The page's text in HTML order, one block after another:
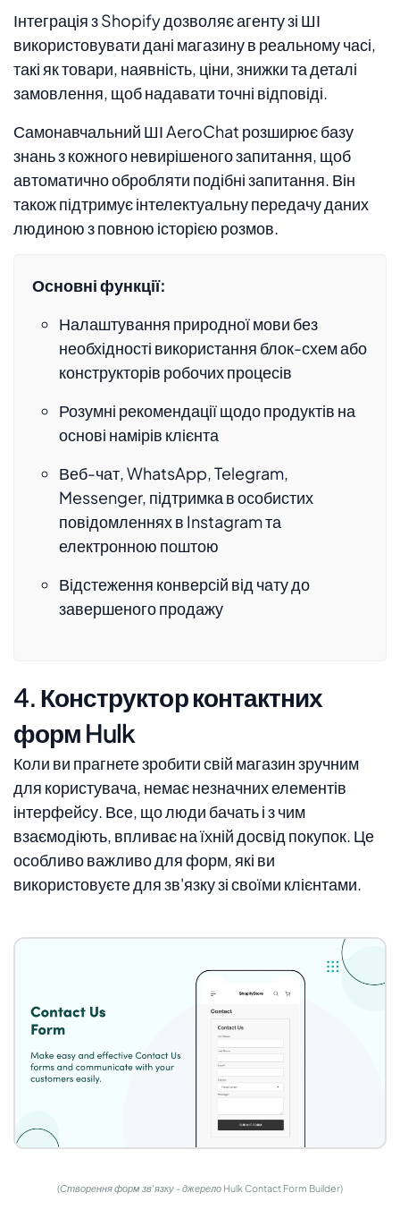
Інтеграція з Shopify дозволяє агенту зі ШІ
використовувати дані магазину в реальному часі,
такі як товари, наявність, ціни, знижки та деталі
замовлення, щоб надавати точні відповіді.
Самонавчальний ШІ AeroChat розширює базу
знань з кожного невирішеного запитання, щоб
автоматично обробляти подібні запитання. Він
також підтримує інтелектуальну передачу даних
людиною з повною історією розмов.
Основні функції:
Налаштування природної мови без
необхідності використання блок-схем або
конструкторів робочих процесів
Розумні рекомендації щодо продуктів на
основі намірів клієнта
Веб-чат, WhatsApp, Telegram,
Messenger, підтримка в особистих
повідомленнях в Instagram та
електронною поштою
Відстеження конверсій від чату до
завершеного продажу
4. Конструктор контактних
форм Hulk
Коли ви прагнете зробити свій магазин зручним
для користувача, немає незначних елементів
інтерфейсу. Все, що люди бачать і з чим
взаємодіють, впливає на їхній досвід покупок. Це
особливо важливо для форм, які ви
використовуєте для зв'язку зі своїми клієнтами.
(Створення форм зв'язку - джерело Hulk Contact Form Builder)